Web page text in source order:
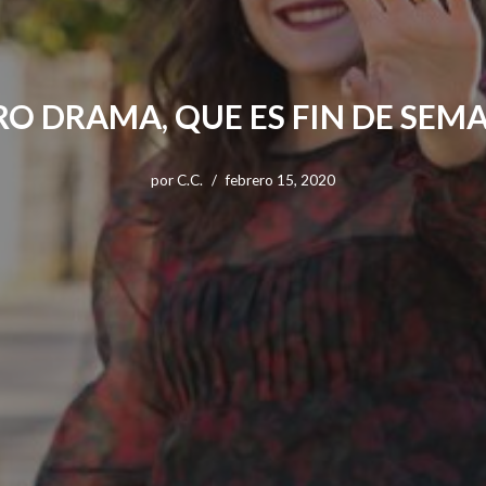
DRAMA, QUE ES FIN DE
porC.C. febrero 15, 2020